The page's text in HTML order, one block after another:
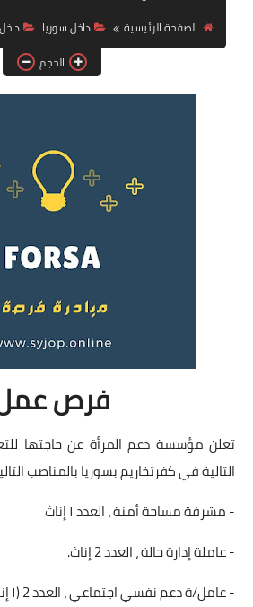
فرص
فرص
دورات
الصفحة الرئيسية
داخل سوريا
الحجم
فرص
تعلن مؤسسة دعم المرأة عن حاجتها
التالية في كفرتخاريم بسوريا بالمناصب
- مشرفة مساحة أمنة ، العدد ١ إناث
- عاملة إدارة حالة ، العدد 2 إناث.
- عامل/ة دعم نفسي اجتماعي ، العدد 2 (١ إناث ، ١ ذكر ).